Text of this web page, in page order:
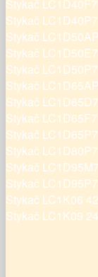
Stykač
Stykač
Stykač
Stykač
Stykač
Stykač
Stykač
Stykač
Stykač
Stykač
Stykač
Stykač
Stykač LC1K06
Stykač LC1K09